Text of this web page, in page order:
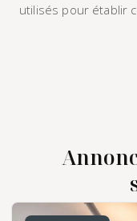
utilisés pour établir